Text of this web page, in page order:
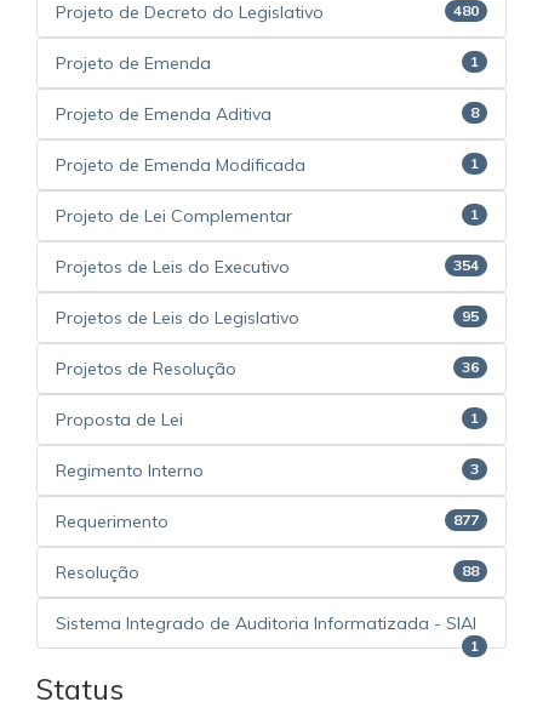
Projeto de Decreto do Legislativo 480
Projeto de Emenda 1
Projeto de Emenda Aditiva 8
Projeto de Emenda Modificada 1
Projeto de Lei Complementar 1
Projetos de Leis do Executivo 354
Projetos de Leis do Legislativo 95
Projetos de Resolução 36
Proposta de Lei 1
Regimento Interno 3
Requerimento 877
Resolução 88
Sistema Integrado de Auditoria Informatizada - SIAI
1
Status